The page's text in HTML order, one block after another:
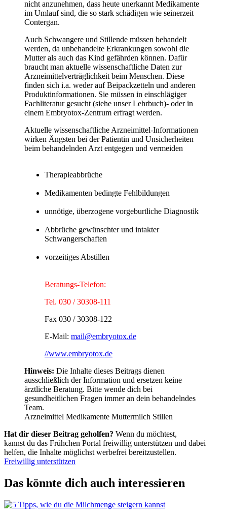
nicht anzunehmen, dass heute unerkannt Medikamente
im Umlauf sind, die so stark schädigen wie seinerzeit
Contergan.
Auch Schwangere und Stillende müssen behandelt
werden, da unbehandelte Erkrankungen sowohl die
Mutter als auch das Kind gefährden können. Dafür
braucht man aktuelle wissenschaftliche Daten zur
Arzneimittelverträglichkeit beim Menschen. Diese
finden sich i.a. weder auf Beipackzetteln und anderen
Produktinformationen. Sie müssen in einschlägiger
Fachliteratur gesucht (siehe unser Lehrbuch)- oder in
einem Embryotox-Zentrum erfragt werden.
Aktuelle wissenschaftliche Arzneimittel-Informationen
wirken Ängsten bei der Patientin und Unsicherheiten
beim behandelnden Arzt entgegen und vermeiden
Therapieabbrüche
Medikamenten bedingte Fehlbildungen
unnötige, überzogene vorgeburtliche Diagnostik
Abbrüche gewünschter und intakter
Schwangerschaften
vorzeitiges Abstillen
Beratungs-Telefon:
Tel. 030 / 30308-111
Fax 030 / 30308-122
E-Mail: mail@embryotox.de
//www.embryotox.de
Hinweis: Die Inhalte dieses Beitrags dienen
ausschließlich der Information und ersetzen keine
ärztliche Beratung. Bitte wende dich bei
gesundheitlichen Fragen immer an dein behandelndes
Team.
Arzneimittel Medikamente Muttermilch Stillen
Hat dir dieser Beitrag geholfen? Wenn du möchtest,
kannst du das Frühchen Portal freiwillig unterstützen und dabei
helfen, die Inhalte möglichst werbefrei bereitzustellen.
Freiwillig unterstützen
Das könnte dich auch interessieren